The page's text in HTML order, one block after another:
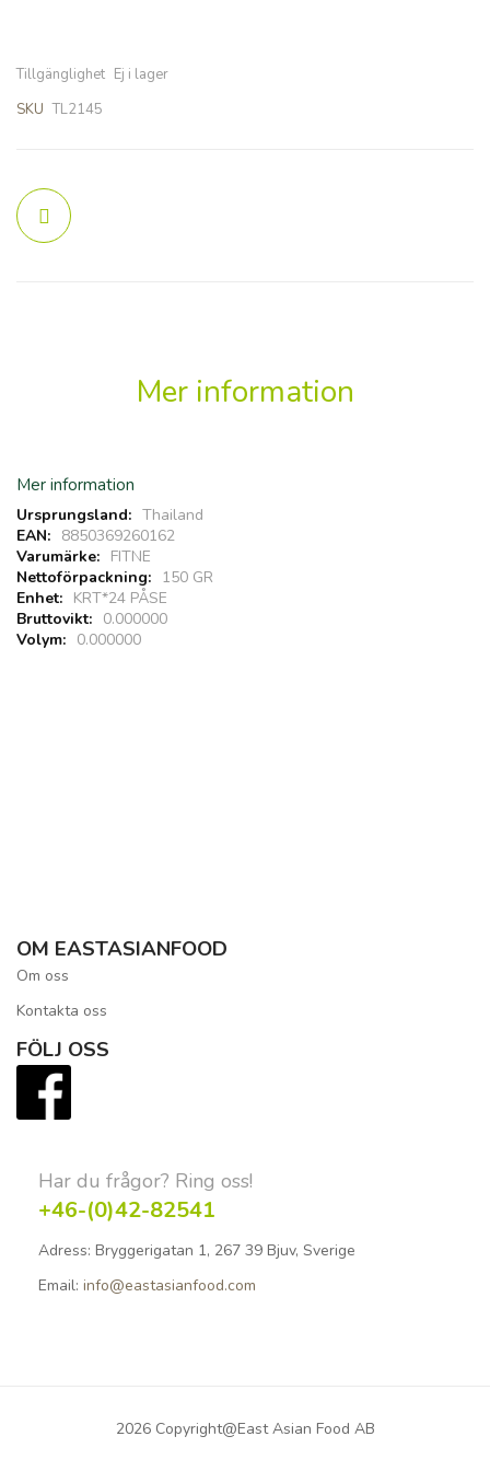
Tillgänglighet Ej i lager
SKU TL2145
Mer information
Mer information
Thailand
8850369260162
FITNE
150 GR
KRT*24 PÅSE
0.000000
0.000000
OM EASTASIANFOOD
Om oss
Kontakta oss
FÖLJ OSS
Har du frågor? Ring oss!
+46-(0)42-82541
Adress: Bryggerigatan 1, 267 39 Bjuv, Sverige
Email: info@eastasianfood.com
2026 Copyright@East Asian Food AB